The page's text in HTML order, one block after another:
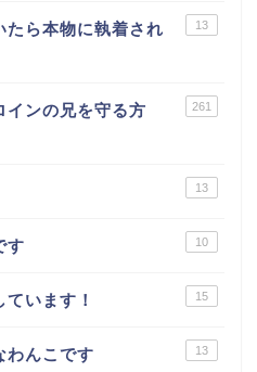
たら本物に執着され
13
インの兄を守る方
261
13
す 10
います！ 15
わんこです 13